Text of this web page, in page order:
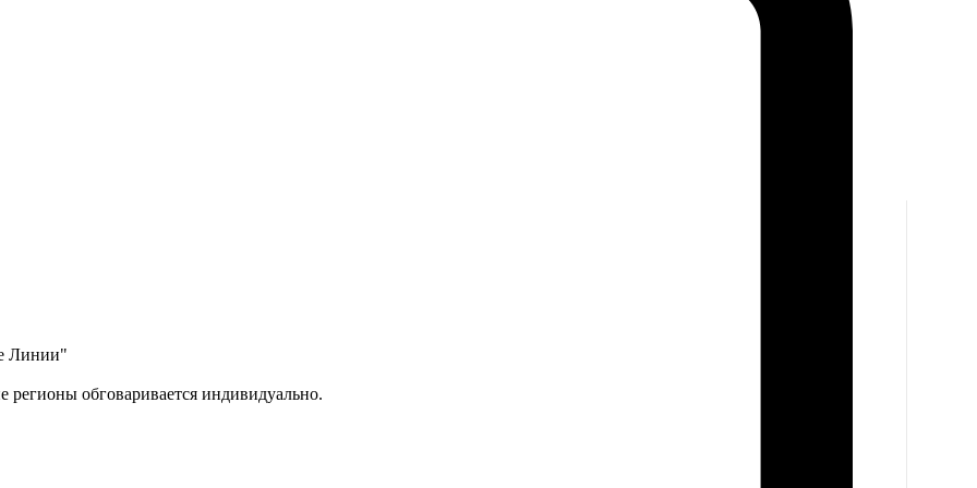
Линии"
регионы обговаривается индивидуально.